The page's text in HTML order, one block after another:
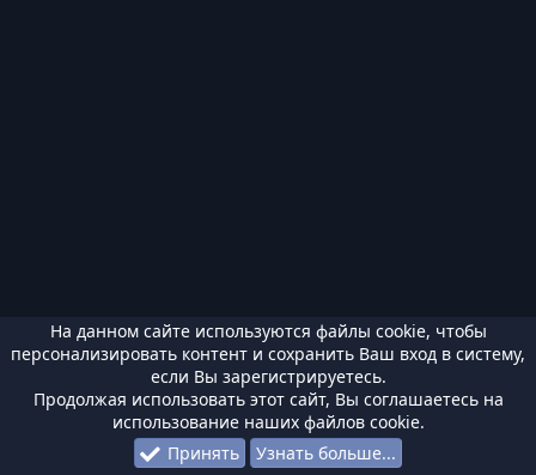
На данном сайте используются файлы cookie, чтобы
персонализировать контент и сохранить Ваш вход в систему,
если Вы зарегистрируетесь.
Продолжая использовать этот сайт, Вы соглашаетесь на
использование наших файлов cookie.
Принять
Узнать больше...